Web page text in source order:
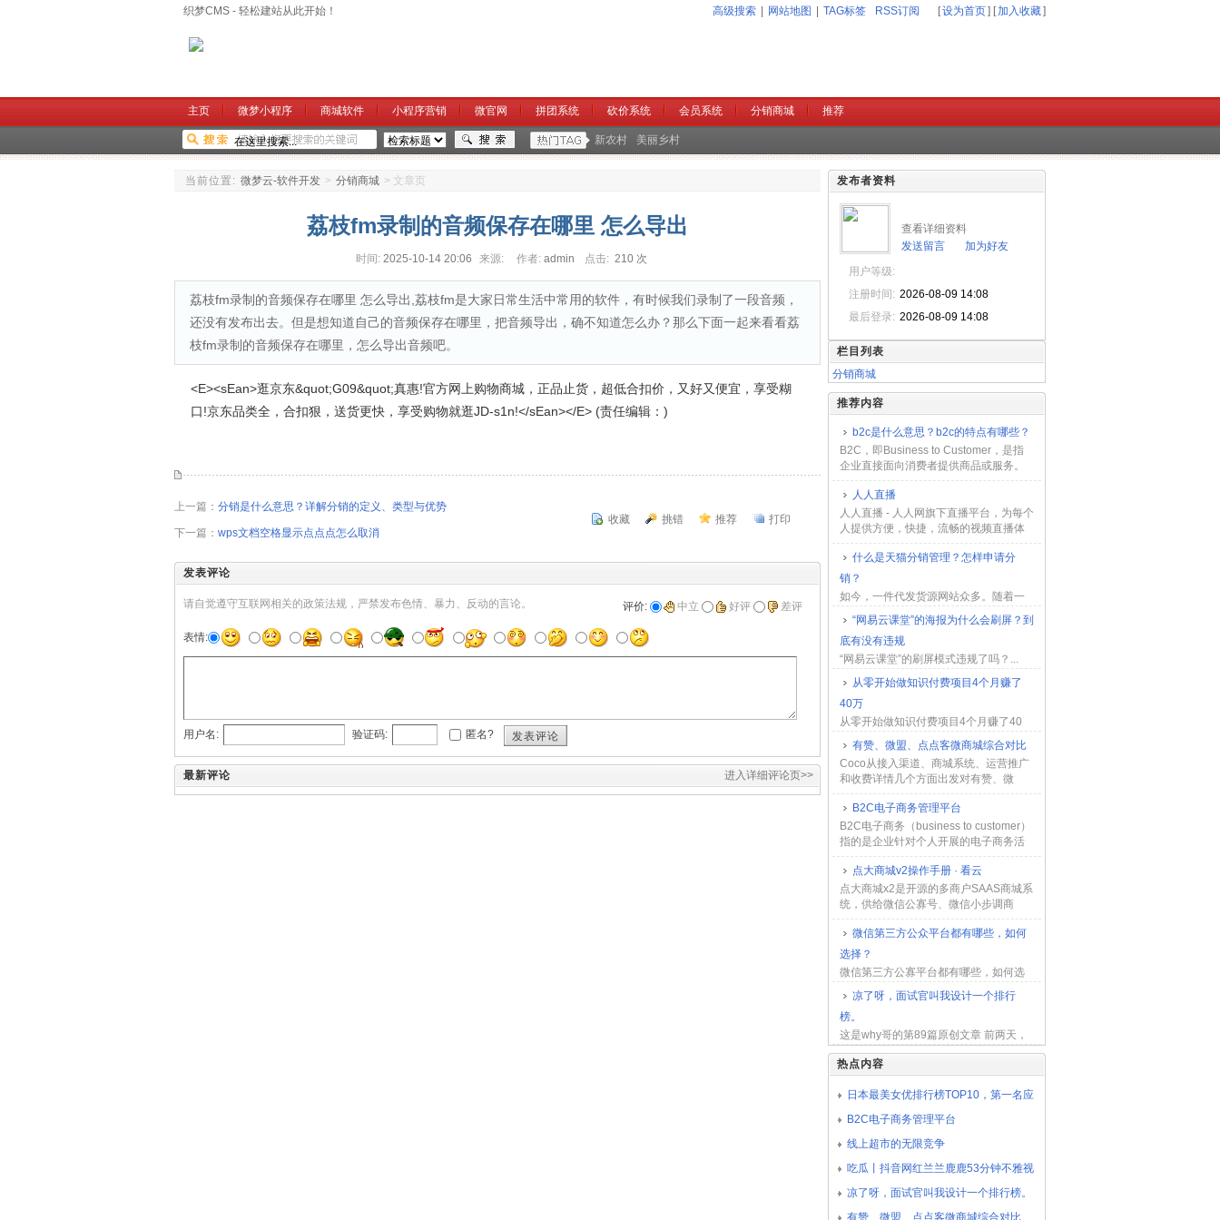
织梦CMS - 轻松建站从此开始！ 高级搜索 网站地图 TAG标签 RSS订阅 [设为首页] [加入收藏]
主页 微梦小程序 商城软件 小程序营销 微官网 拼团系统 砍价系统 会员系统 分销商城 推荐
新农村 美丽乡村
当前位置: 微梦云-软件开发 > 分销商城 > 文章页
荔枝fm录制的音频保存在哪里 怎么导出
时间: 2025-10-14 20:06 来源: 作者: admin 点击: 210 次
荔枝fm录制的音频保存在哪里 怎么导出,荔枝fm是大家日常生活中常用的软件，有时候我们录制了一段音频，
还没有发布出去。但是想知道自己的音频保存在哪里，把音频导出，确不知道怎么办？那么下面一起来看看荔
枝fm录制的音频保存在哪里，怎么导出音频吧。
<E><sEan>逛京东&quot;G09&quot;真惠!官方网上购物商城，正品止货，超低合扣价，又好又便宜，享受糊
口!京东品类全，合扣狠，送货更快，享受购物就逛JD-s1n!</sEan></E> (责任编辑：)
上一篇： 分销是什么意思？详解分销的定义、类型与优势
下一篇： wps文档空格显示点点点怎么取消
收藏 挑错 推荐 打印
发表评论
请自觉遵守互联网相关的政策法规，严禁发布色情、暴力、反动的言论。 评价: 中立 好评 差评
表情:
用户名: 验证码: 匿名? 发表评论
最新评论 进入详细评论页>>
发布者资料
查看详细资料
发送留言
加为好友
用户等级:
注册时间: 2026-08-09 14:08
最后登录: 2026-08-09 14:08
栏目列表
分销商城
推荐内容
b2c是什么意思？b2c的特点有哪些？
B2C，即Business to Customer，是指
企业直接面向消费者提供商品或服务。
在过去的几十年里，随着互联网技术的
不断发展和普及，B2C模式逐渐成为...
人人直播
人人直播 - 人人网旗下直播平台，为每个
人提供方便，快捷，流畅的视频直播体
验，在这里人人都可以直播，全民直播
的梦想由此开启，街拍美女、高校校
花、帅气男神，你想要...
什么是天猫分销管理？怎样申请分
销？
如今，一件代发货源网站众多。随着一
件代发模式愈发火热，天猫也涉足其
中。天猫分销平台堪称专业的货源供销
地，它构建了代销和经销的线上经营模
式。那么，天猫分销管理究竟...
“网易云课堂”的海报为什么会刷屏？到
底有没有违规
“网易云课堂”的刷屏模式违规了吗？...
从零开始做知识付费项目4个月赚了
40万
从零开始做知识付费项目4个月赚了40
万,分销,淘宝,方向,运营...
有赞、微盟、点点客微商城综合对比
Coco从接入渠道、商城系统、运营推广
和收费详情几个方面出发对有赞、微
盟、点点客三款头部的微商城厂商产品
做了详细的对比介绍。本文，Coco将从
商城系统功能支持、...
B2C电子商务管理平台
B2C电子商务（business to customer）
指的是企业针对个人开展的电子商务活
动的总称，也是我国最早产生的电子商
务模式。B2C电子商务模式分为综合...
点大商城v2操作手册 · 看云
点大商城x2是开源的多商户SAAS商城系
统，供给微信公寡号、微信小步调商
城、付出宝小程及APP分销商城系统处
置惩罚惩罚方案，努力于为宽广商家快
捷搭建原人的微信公...
微信第三方公众平台都有哪些，如何
选择？
微信第三方公寡平台都有哪些，如何选
择？ 2016-11-10 17:22 微信公寡号第三
方平台都有哪些，详细哪个好用呢，咱
们正在搭...
凉了呀，面试官叫我设计一个排行
榜。
这是why哥的第89篇原创文章 前两天，
有一个读者给我发了一张图片。 我问：
发什么肾么事了？ 于是有了这样的对
榜的截图： 其...
热点内容
日本最美女优排行榜TOP10，第一名应
该每个老司机都认识
B2C电子商务管理平台
线上超市的无限竞争
吃瓜丨抖音网红兰兰鹿鹿53分钟不雅视
频被疯传？神似探花蓝衣女主回应来了
凉了呀，面试官叫我设计一个排行榜。
有赞、微盟、点点客微商城综合对比